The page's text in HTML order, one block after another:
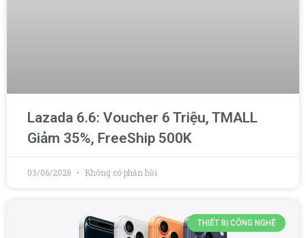
Lazada 6.6: Voucher 6 Triệu, TMALL
Giảm 35%, FreeShip 500K
03/06/2026 Không có phản hồi
THIẾT BỊ CÔNG NGHỆ